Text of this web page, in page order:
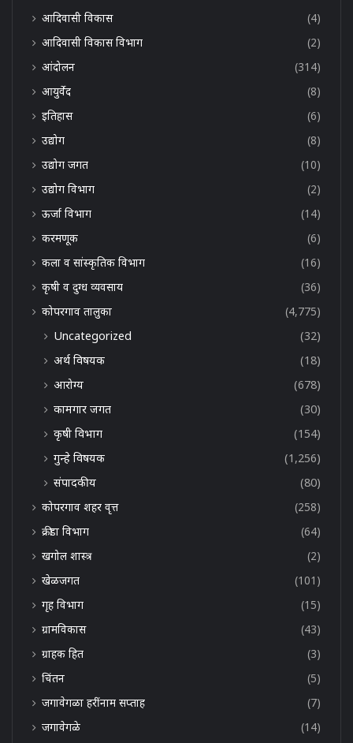
आदिवासी विकास
(4)
आदिवासी विकास विभाग
(2)
आंदोलन
(314)
आयुर्वेद
(8)
इतिहास
(6)
उद्योग
(8)
उद्योग जगत
(10)
उद्योग विभाग
(2)
ऊर्जा विभाग
(14)
करमणूक
(6)
कला व सांस्कृतिक विभाग
(16)
कृषी व दुग्ध व्यवसाय
(36)
कोपरगाव तालुका
(4,775)
Uncategorized
(32)
अर्थ विषयक
(18)
आरोग्य
(678)
कामगार जगत
(30)
कृषी विभाग
(154)
गुन्हे विषयक
(1,256)
संपादकीय
(80)
कोपरगाव शहर वृत्त
(258)
क्रीडा विभाग
(64)
खगोल शास्त्र
(2)
खेळजगत
(101)
गृह विभाग
(15)
ग्रामविकास
(43)
ग्राहक हित
(3)
चिंतन
(5)
जगावेगळा हरींनाम सप्ताह
(7)
जगावेगळे
(14)